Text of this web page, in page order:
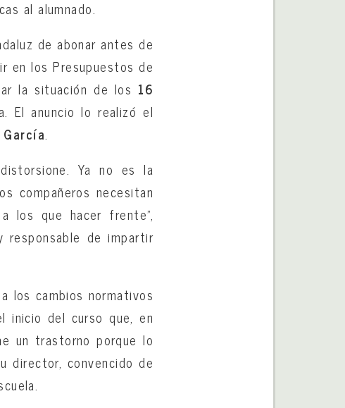
al alumnado.
de abonar antes de
en los Presupuestos de
la situación de los 16
El anuncio lo realizó el
García.
Ya no es la
compañeros necesitan
los que hacer frente”,
de impartir
los cambios normativos
inicio del curso que, en
un trastorno porque lo
director, convencido de